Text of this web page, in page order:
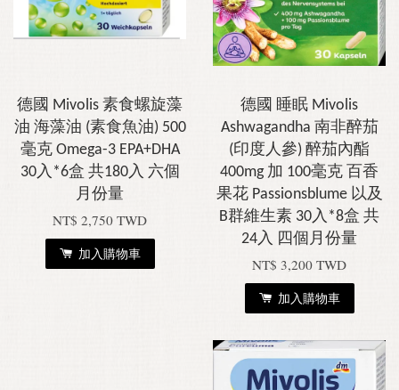
德國 Mivolis 素食螺旋藻
油 海藻油 (素食魚油) 500
毫克 Omega-3 EPA+DHA
30入*6盒 共180入 六個
月份量
NT$ 2,750 TWD
加入購物車
德國 睡眠 Mivolis
Ashwagandha 南非醉茄
(印度人參) 醉茄內酯
400mg 加 100毫克 百香
果花 Passionsblume 以及
B群維生素 30入*8盒 共
24入 四個月份量
NT$ 3,200 TWD
加入購物車